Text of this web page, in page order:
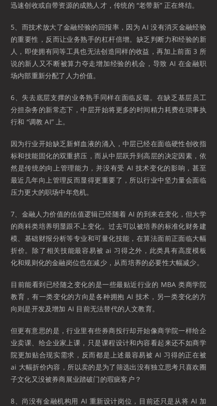
迅速创收或自带资源的成熟人才，传统的 “老带新” 正在终结。
5、而技术放大了金融经验的回报率，因为 AI 没有消灭金融经验
的重要性，反而让业务熟手的杠杆倍增。缺乏判断力和经验的新
人，即使拥有同等工具也无法创造同样的收益，再加上前面 3 所
说的新人又不断被算力夺走增加经验的机会，导致 AI 在金融职
场内部重新分配了人力价值。
6、失去底层支撑的业务熟手同样在面临反噬。在缺乏基层员工
分担杂务的新常态下，中层开始将更多的时间精力耗费在琐事执
行和 “调教 AI” 上。
因为行业开始缺乏新鲜血液的涌入，中层已经在面临硬性创收指
标和技能固化的双重挤压，而从中层跃升到高层的决定因素，依
然是传统的向上管理能力，并没有受 AI 技术变化的影响，甚至
最近几年向上管理反而显得更重要了，所以行业中坚力量会面临
压力更大的职场中年危机。
7、金融人力价值的估值逻辑已经随着 AI 的到来在变化，但大学
的商科类培养明显跟不上变化。过去可以被培养的标准化财务建
模、基础财报分析等专业和可量化技能，在算法面前正面临大幅
折价。除了相关技能最容易被 ai 习得之外，此类具有高度模板
化和规则化的金融岗位也在减少，从而培养的必要性大幅减少。
目前能看到已经随之变化的是一些最贴近行业的 MBA 类商学院
教育，有一类变化的方向是各种拥抱 AI 技术，另一类变化的方
向则是开发及增加 AI 目前无法替代的人文教育。
但更有意思的是，行业里有些券商投行却开始像商学院一样给企
业卖课、给企业家上课，只是课程设计和内容看起来还不如商学
院更加贴合现实需求，反而都是上述最容易被 AI 习得的正在被
ai 大幅折价内容，所以卖的是为了筛选出没有独立思考只喜欢圈
子文化又没被券商展业踏破门的瑕疵客户？
8、尚没有金融机构用 AI 重新设计岗位，目前还只是从将 AI 加